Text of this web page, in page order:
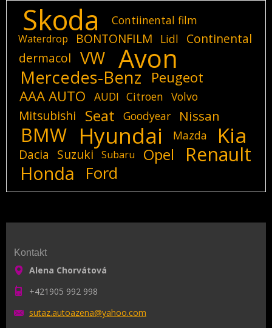
Skoda Contiinental film
Waterdrop BONTONFILM Lidl
Continental
dermacol
VW Avon
Mercedes-Benz
Peugeot
AAA AUTO
AUDI Citroen Volvo
Mitsubishi Seat Goodyear Nissan
BMW Hyundai Mazda Kia
Dacia Suzuki Subaru Opel Renault
Honda Ford
Kontakt
Alena Chorvátová
+421905 992 998
sutaz.autoazena@yahoo.com